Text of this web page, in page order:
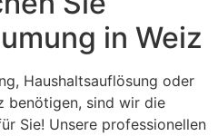
in Weiz
Haushaltsauflösung oder
benötigen, sind wir die
Sie! Unsere professionellen